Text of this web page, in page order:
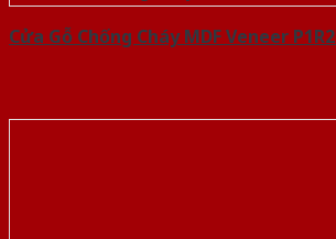
Cửa Gỗ Chống Cháy MDF Veneer